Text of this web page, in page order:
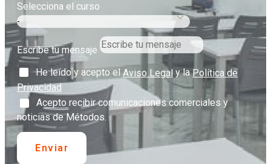
Selecciona el curso
Escribe tu mensaje
He leído y acepto el Aviso Legal y laPolítica de
Privacidad
Acepto recibir comunicaciones comerciales y
noticias de Métodos.
Enviar